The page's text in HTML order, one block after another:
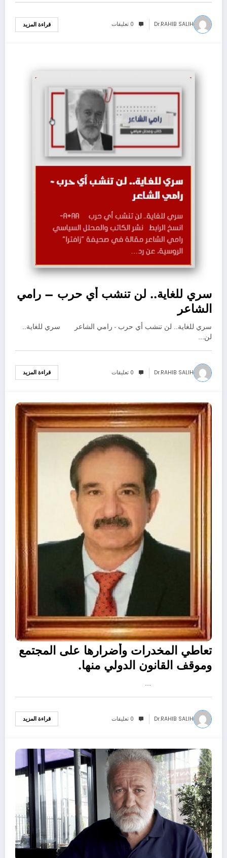
Dr.RAHIB SALIH 0 تعليقات قراءة المزيد
سري للغاية.. لن تنشب أي حرب – رامي
الشاعر
سري للغاية.. لن تنشب أي حرب - رامي الشاعر سري للغاية..
لن…
Dr.RAHIB SALIH 0 تعليقات قراءة المزيد
06/01/2022
تعاطي المخدرات وأضرارها على المجتمع
وموقف القانون الدولي منها.
…
Dr.RAHIB SALIH 0 تعليقات قراءة المزيد
06/01/2022